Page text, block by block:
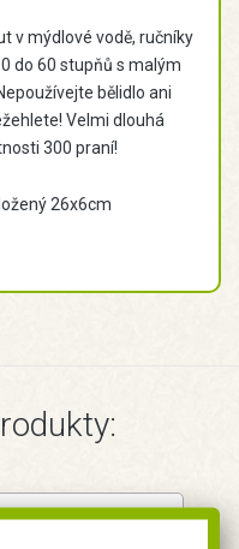
v mýdlové vodě, ručníky
do 60 stupňů s malým
bělidlo ani
Velmi dlouhá
300 praní!
26x6cm